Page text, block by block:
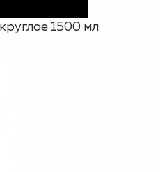
1500 мл